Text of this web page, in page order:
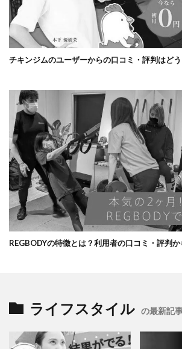
チキンジムのユーザーからの口コミ・評判はど
REGBODYの特徴とは？利用者の口コミ・評判
ライフスタイル の最新記